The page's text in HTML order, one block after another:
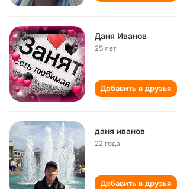
Даня Иванов
25 лет
Добавить в друзья
даня иванов
22 года
Добавить в друзья